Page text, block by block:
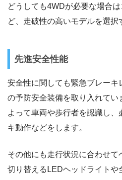
どうしても4WDが必要な場合
ど、走破性の高いモデルを選択
先進安全性能
安全性に関しても緊急ブレー
の予防安全装備を取り入れてい
よって車両や歩行者を認識し
キ動作などをします。
その他にも走行状況に合わせ
切り替えるLEDヘッドライトや